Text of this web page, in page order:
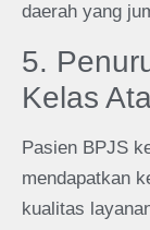
daerah yang
5.
Kelas
Pasien BPJS
mendapatkan
kualitas